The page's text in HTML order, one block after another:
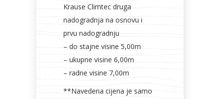
Krause Climtec druga
nadogradnja na osnovu i
prvu nadogradnju
– do stajne visine 5,00m
– ukupne visine 6,00m
– radne visine 7,00m
**Navedena cijena je samo